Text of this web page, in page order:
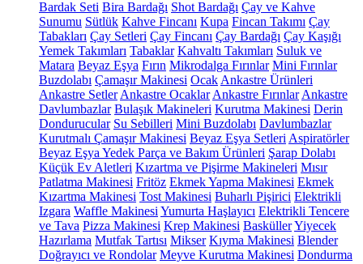
Bardak Seti Bira Bardağı Shot Bardağı Çay ve Kahve
Sunumu Sütlük Kahve Fincanı Kupa Fincan Takımı Çay
Tabakları Çay Setleri Çay Fincanı Çay Bardağı Çay Kaşığı
Yemek Takımları Tabaklar Kahvaltı Takımları Suluk ve
Matara Beyaz Eşya Fırın Mikrodalga Fırınlar Mini Fırınlar
Buzdolabı Çamaşır Makinesi Ocak Ankastre Ürünleri
Ankastre Setler Ankastre Ocaklar Ankastre Fırınlar Ankastre
Davlumbazlar Bulaşık Makineleri Kurutma Makinesi Derin
Dondurucular Su Sebilleri Mini Buzdolabı Davlumbazlar
Kurutmalı Çamaşır Makinesi Beyaz Eşya Setleri Aspiratörler
Beyaz Eşya Yedek Parça ve Bakım Ürünleri Şarap Dolabı
Küçük Ev Aletleri Kızartma ve Pişirme Makineleri Mısır
Patlatma Makinesi Fritöz Ekmek Yapma Makinesi Ekmek
Kızartma Makinesi Tost Makinesi Buharlı Pişirici Elektrikli
Izgara Waffle Makinesi Yumurta Haşlayıcı Elektrikli Tencere
ve Tava Pizza Makinesi Krep Makinesi BasküllerYiyecek
Hazırlama Mutfak Tartısı Mikser Kıyma Makinesi Blender
Doğrayıcı ve Rondolar Meyve Kurutma Makinesi Dondurma